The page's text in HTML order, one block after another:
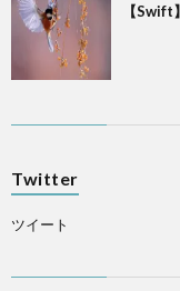
【Swift】
Twitter
ツイート